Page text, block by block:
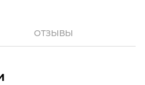
ОТЗЫВЫ